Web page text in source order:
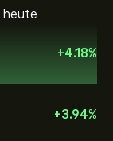
heute
+4.18%
+3.94%